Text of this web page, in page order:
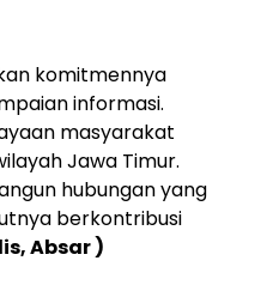
komitmennya
informasi.
masyarakat
Jawa Timur.
hubungan yang
berkontribusi
Absar )